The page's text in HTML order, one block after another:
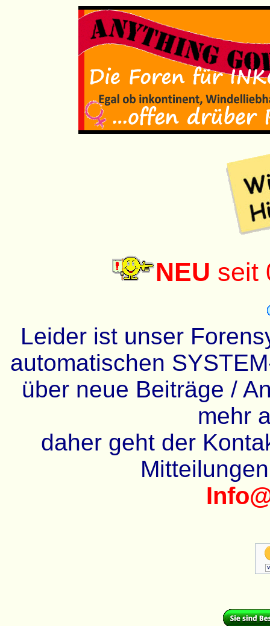
NEU seit
Leider ist unser
automatischen
über neue Beiträge /
mehr
daher geht der